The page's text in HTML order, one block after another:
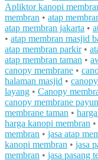
Apliktor kanopi
membran • atap
atap membran jakarta •
• atap membran masjid
atap membran parkir•
atap membran taman •
canopy membrane •
halaman masjid •
layang • Canopy
canopy membrane
membrane taman •
harga kanopi membran •
membran • jasa atap
kanopi membran • jasa
membran • jasa pasang